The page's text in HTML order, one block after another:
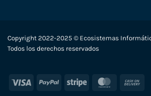
Copyright 2022-2025 © Ecosistemas
Todos los derechos reservados
Visa PayPal Stripe